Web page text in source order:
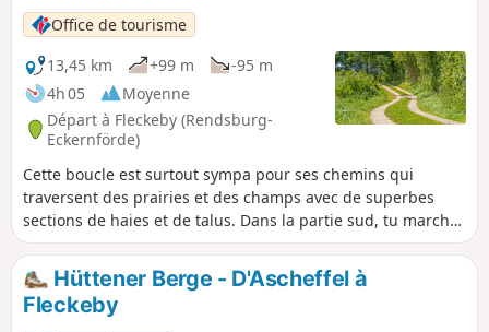
Office de tourisme
13,45 km
+99 m
-95 m
4h 05
Moyenne
Départ à Fleckeby (Rendsburg-
Eckernförde)
Cette boucle est surtout sympa pour ses chemins qui
traversent des prairies et des champs avec de superbes
sections de haies et de talus. Dans la partie sud, tu marches
surtout dans de belles forêts et tu croises des marais
naturels.
Hüttener Berge - D'Ascheffel à
Fleckeby